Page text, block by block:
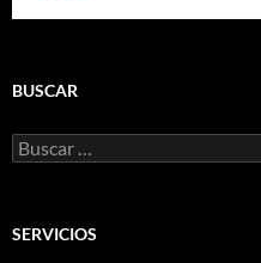
BUSCAR
Buscar:
SERVICIOS